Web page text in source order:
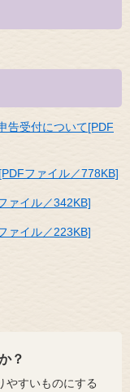
告受付について[PDF
ファイル／778KB]
ァイル／342KB]
ァイル／223KB]
？
すいものにする